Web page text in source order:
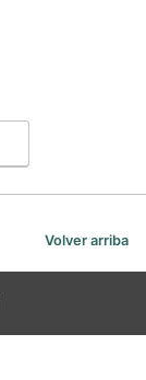
Volver arriba